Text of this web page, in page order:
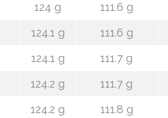
124 g 111.6 g
124.1 g 111.6 g
124.1 g 111.7 g
124.2 g 111.7 g
124.2 g 111.8 g